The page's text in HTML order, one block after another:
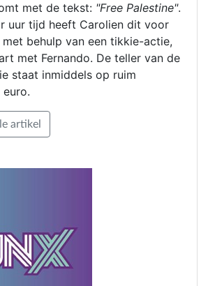
met de tekst: "Free Palestine".
uur tijd heeft Carolien dit voor
behulp van een tikkie-actie,
met Fernando. De teller van de
staat inmiddels op ruim
artikel